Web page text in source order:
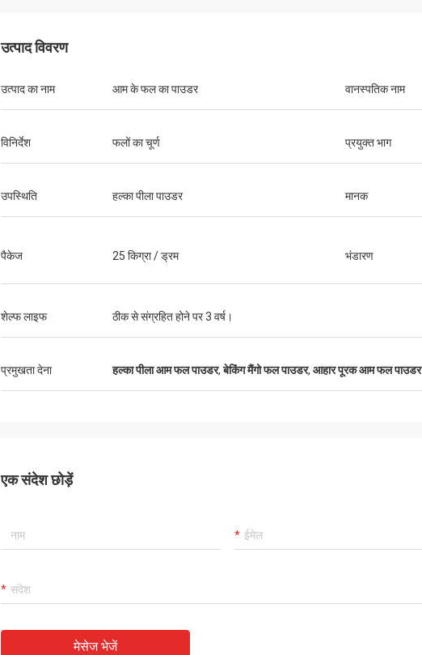
उत्पाद विवरण
उत्पाद का नाम आम के फल का पाउडर वानस्पतिक नाम
विनिर्देश फलों का चूर्ण प्रयुक्त भाग
उपस्थिति हल्का पीला पाउडर मानक
पैकेज 25 किग्रा / ड्रम भंडारण
शेल्फ लाइफ ठीक से संग्रहित होने पर 3 वर्ष।
प्रमुखता देना हल्का पीला आम फल पाउडर,बेकिंग मैंगो फल पाउडर, आहार पूरक आम फल पाउडर
एक संदेश छोड़ें
मेसेज भेजें